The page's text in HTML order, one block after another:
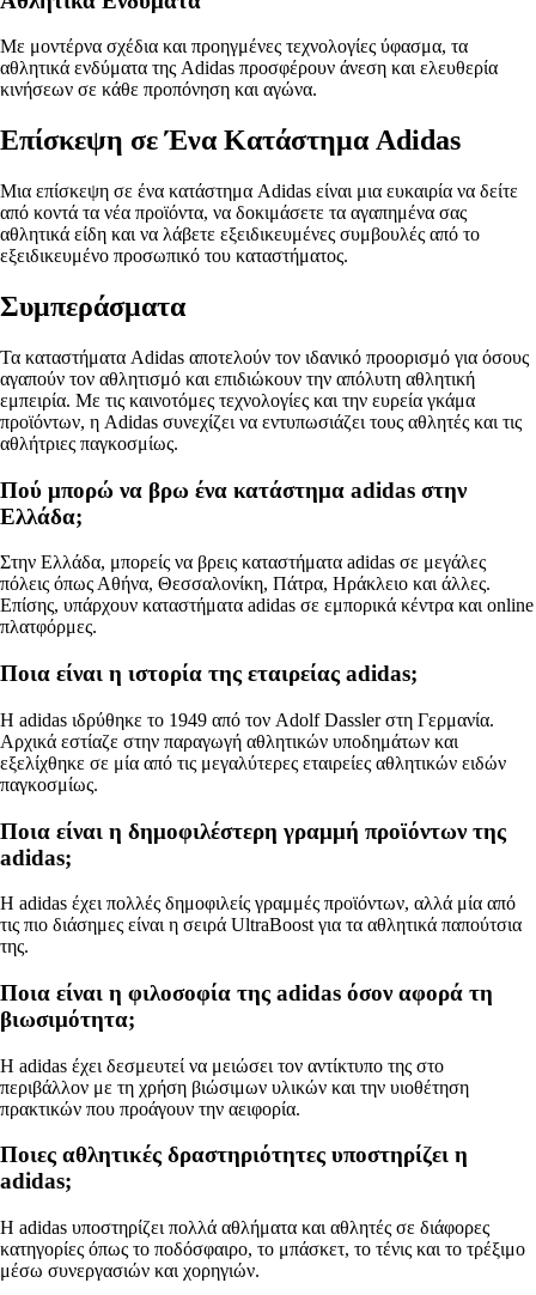
Με μοντέρνα σχέδια και προηγμένες τεχνολογίες ύφασμα, τα
αθλητικά ενδύματα της Adidas προσφέρουν άνεση και ελευθερία
κινήσεων σε κάθε προπόνηση και αγώνα.
Επίσκεψη σε Ένα Κατάστημα Adidas
Μια επίσκεψη σε ένα κατάστημα Adidas είναι μια ευκαιρία να δείτε
από κοντά τα νέα προϊόντα, να δοκιμάσετε τα αγαπημένα σας
αθλητικά είδη και να λάβετε εξειδικευμένες συμβουλές από το
εξειδικευμένο προσωπικό του καταστήματος.
Συμπεράσματα
Τα καταστήματα Adidas αποτελούν τον ιδανικό προορισμό για όσους
αγαπούν τον αθλητισμό και επιδιώκουν την απόλυτη αθλητική
εμπειρία. Με τις καινοτόμες τεχνολογίες και την ευρεία γκάμα
προϊόντων, η Adidas συνεχίζει να εντυπωσιάζει τους αθλητές και τις
αθλήτριες παγκοσμίως.
Πού μπορώ να βρω ένα κατάστημα adidas στην
Ελλάδα;
Στην Ελλάδα, μπορείς να βρεις καταστήματα adidas σε μεγάλες
πόλεις όπως Αθήνα, Θεσσαλονίκη, Πάτρα, Ηράκλειο και άλλες.
Επίσης, υπάρχουν καταστήματα adidas σε εμπορικά κέντρα και online
πλατφόρμες.
Ποια είναι η ιστορία της εταιρείας adidas;
Η adidas ιδρύθηκε το 1949 από τον Adolf Dassler στη Γερμανία.
Αρχικά εστίαζε στην παραγωγή αθλητικών υποδημάτων και
εξελίχθηκε σε μία από τις μεγαλύτερες εταιρείες αθλητικών ειδών
παγκοσμίως.
Ποια είναι η δημοφιλέστερη γραμμή προϊόντων της
adidas;
Η adidas έχει πολλές δημοφιλείς γραμμές προϊόντων, αλλά μία από
τις πιο διάσημες είναι η σειρά UltraBoost για τα αθλητικά παπούτσια
της.
Ποια είναι η φιλοσοφία της adidas όσον αφορά τη
βιωσιμότητα;
Η adidas έχει δεσμευτεί να μειώσει τον αντίκτυπο της στο
περιβάλλον με τη χρήση βιώσιμων υλικών και την υιοθέτηση
πρακτικών που προάγουν την αειφορία.
Ποιες αθλητικές δραστηριότητες υποστηρίζει η
adidas;
Η adidas υποστηρίζει πολλά αθλήματα και αθλητές σε διάφορες
κατηγορίες όπως το ποδόσφαιρο, το μπάσκετ, το τένις και το τρέξιμο
μέσω συνεργασιών και χορηγιών.